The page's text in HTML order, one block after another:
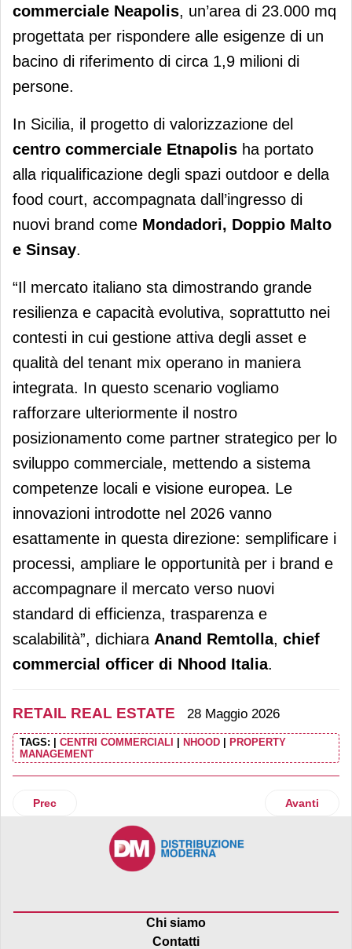
commerciale Neapolis, un’area di 23.000 mq
progettata per rispondere alle esigenze di un
bacino di riferimento di circa 1,9 milioni di
persone.
In Sicilia, il progetto di valorizzazione del
centro commerciale Etnapolis ha portato
alla riqualificazione degli spazi outdoor e della
food court, accompagnata dall’ingresso di
nuovi brand come Mondadori, Doppio Malto
e Sinsay.
“Il mercato italiano sta dimostrando grande
resilienza e capacità evolutiva, soprattutto nei
contesti in cui gestione attiva degli asset e
qualità del tenant mix operano in maniera
integrata. In questo scenario vogliamo
rafforzare ulteriormente il nostro
posizionamento come partner strategico per lo
sviluppo commerciale, mettendo a sistema
competenze locali e visione europea. Le
innovazioni introdotte nel 2026 vanno
esattamente in questa direzione: semplificare i
processi, ampliare le opportunità per i brand e
accompagnare il mercato verso nuovi
standard di efficienza, trasparenza e
scalabilità”, dichiara Anand Remtolla, chief
commercial officer di Nhood Italia.
RETAIL REAL ESTATE 28 Maggio 2026
TAGS: CENTRI COMMERCIALI NHOOD
PROPERTY
MANAGEMENT
Articolo precedente: Sonae Sierra: 109,8 milioni di euro di
Prec Articolo
Avanti
Chi siamo
Contatti